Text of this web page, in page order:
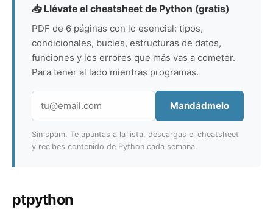
📥 Llévate el cheatsheet de Python (gratis)
PDF de 6 páginas con lo esencial: tipos,
condicionales, bucles, estructuras de datos,
funciones y los errores que más vas a cometer.
Para tener al lado mientras programas.
Mandádmelo
Sin spam. Te apuntas a la lista, descargas el cheatsheet
y recibes contenido de Python cada semana.
ptpython